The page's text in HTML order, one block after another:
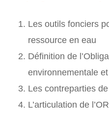
Les outils fonciers
ressource en eau
Définition de
environnementale et
Les contreparties de
L’articulation de